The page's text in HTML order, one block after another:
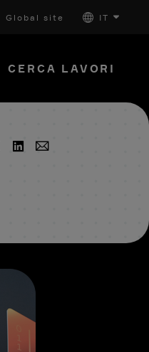
Global site IT
CERCA LAVORI